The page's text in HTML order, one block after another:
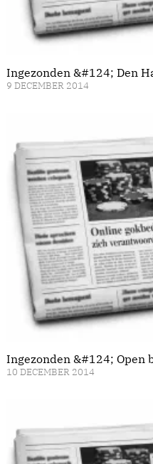
Ingezonden &#124; Den
9 DECEMBER 2014
Ingezonden &#124; Open
10 DECEMBER 2014